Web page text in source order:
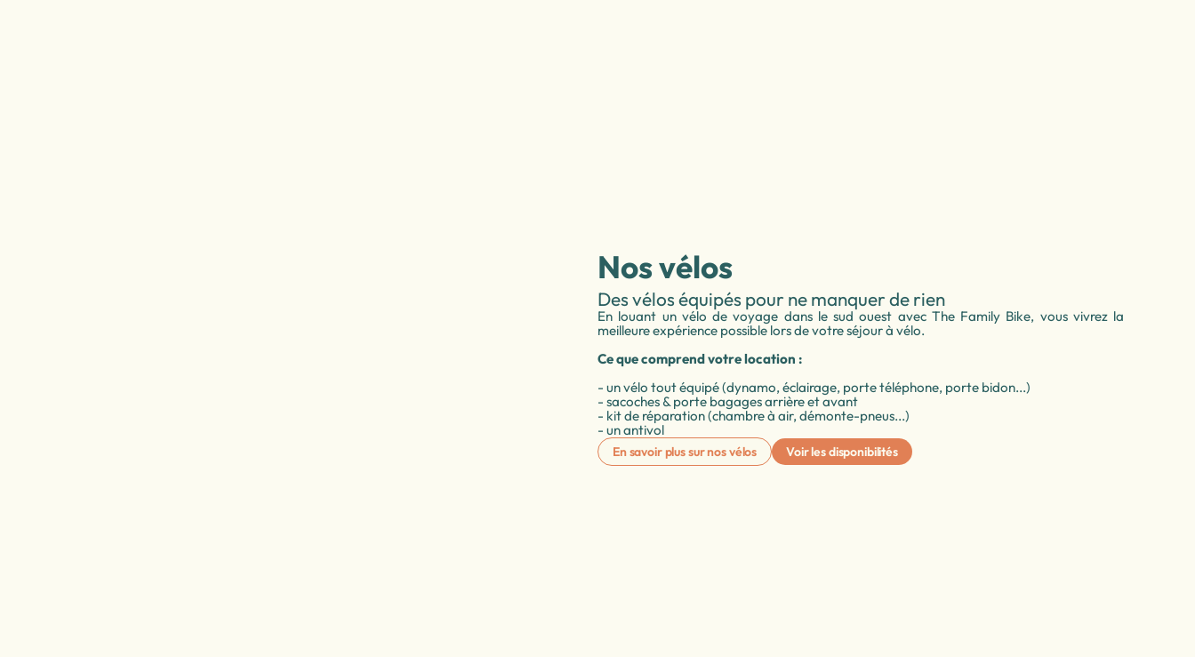
Nos vélos
Des vélos équipés pour ne manquer de rien
En louant un vélo de voyage dans le sud ouest avec The Family Bike, vous vivrez la
meilleure expérience possible lors de votre séjour à vélo.
Ce que comprend votre location :
- un vélo tout équipé (dynamo, éclairage, porte téléphone, porte bidon...)
- sacoches & porte bagages arrière et avant
- kit de réparation (chambre à air, démonte-pneus...)
- un antivol
En savoir plus sur nos vélos Voir les disponibilités